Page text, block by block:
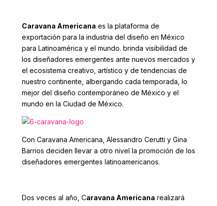
Caravana Americana es la plataforma de
exportación para la industria del diseño en México
para Latinoamérica y el mundo. brinda visibilidad de
los diseñadores emergentes ante nuevos mercados y
el ecosistema creativo, artístico y de tendencias de
nuestro continente, albergando cada temporada, lo
mejor del diseño contemporáneo de México y el
mundo en la Ciudad de México.
Con Caravana Americana, Alessandro Cerutti y Gina
Barrios deciden llevar a otro nivel la promoción de los
diseñadores emergentes latinoamericanos.
Dos veces al año, Caravana Americana realizará